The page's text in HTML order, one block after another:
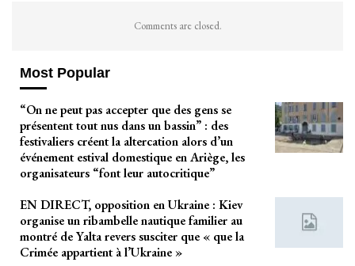
Comments are closed.
Most Popular
“On ne peut pas accepter que des gens se
présentent tout nus dans un bassin” : des
festivaliers créent la altercation alors d’un
événement estival domestique en Ariège, les
organisateurs “font leur autocritique”
EN DIRECT, opposition en Ukraine : Kiev
organise un ribambelle nautique familier au
montré de Yalta revers susciter que « que la
Crimée appartient à l’Ukraine »